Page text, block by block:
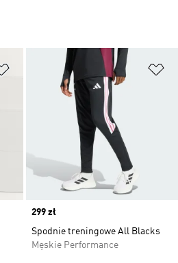
Dodaj do listy życzeń
Price
299 zł
Spodnie treningowe All Blacks
Męskie Performance